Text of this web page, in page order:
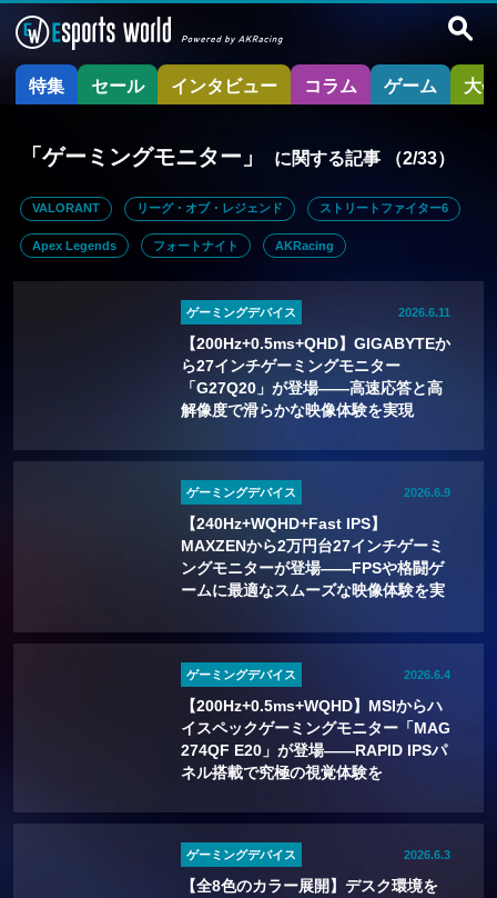
特集 セール インタビュー コラム ゲーム 大
「ゲーミングモニター」 に関する記事 （2/33）
VALORANT リーグ・オブ・レジェンド ストリートファイター6
Apex Legends フォートナイト AKRacing
ゲーミングデバイス 2026.6.11
【200Hz+0.5ms+QHD】GIGABYTEか
ら27インチゲーミングモニター
「G27Q20」が登場——高速応答と高
解像度で滑らかな映像体験を実現
ゲーミングデバイス 2026.6.9
【240Hz+WQHD+Fast IPS】
MAXZENから2万円台27インチゲーミ
ングモニターが登場——FPSや格闘ゲ
ームに最適なスムーズな映像体験を実
ゲーミングデバイス 2026.6.4
【200Hz+0.5ms+WQHD】MSIからハ
イスペックゲーミングモニター「MAG
274QF E20」が登場——RAPID IPSパ
ネル搭載で究極の視覚体験を
ゲーミングデバイス 2026.6.3
【全8色のカラー展開】デスク環境を